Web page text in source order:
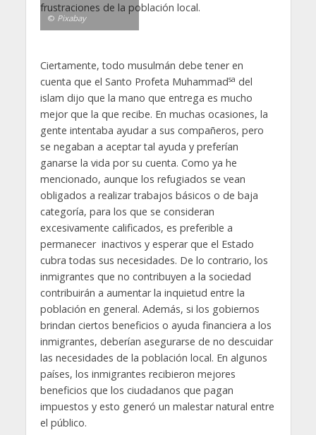
frustraciones de la población local.
© Pixabay
Ciertamente, todo musulmán debe tener en
cuenta que el Santo Profeta Muhammadsa del
islam dijo que la mano que entrega es mucho
mejor que la que recibe. En muchas ocasiones, la
gente intentaba ayudar a sus compañeros, pero
se negaban a aceptar tal ayuda y preferían
ganarse la vida por su cuenta. Como ya he
mencionado, aunque los refugiados se vean
obligados a realizar trabajos básicos o de baja
categoría, para los que se consideran
excesivamente calificados, es preferible a
permanecer inactivos y esperar que el Estado
cubra todas sus necesidades. De lo contrario, los
inmigrantes que no contribuyen a la sociedad
contribuirán a aumentar la inquietud entre la
población en general. Además, si los gobiernos
brindan ciertos beneficios o ayuda financiera a los
inmigrantes, deberían asegurarse de no descuidar
las necesidades de la población local. En algunos
países, los inmigrantes recibieron mejores
beneficios que los ciudadanos que pagan
impuestos y esto generó un malestar natural entre
el público.